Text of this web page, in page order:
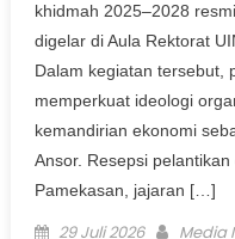
khidmah 2025–2028
digelar di Aula Rektorat
Dalam kegiatan tersebut,
memperkuat ideologi
kemandirian ekonomi
Ansor. Resepsi
Pamekasan, jajaran […]
Posted on
29 Juli 2026 Author
Media